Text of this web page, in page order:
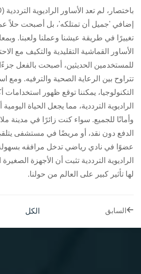
إضافي 'جميل أن تمتلكه'، بل أصبحت حلاً
تغييرًا في طريقة عيشنا وعملنا ولعبنا.
الأساور القماشية التقليدية والتكيف مع
للمستخدمين الحديثين، أصبحت بالفعل
تتراوح بين الرعاية الصحية والترفيه. ومع
التكنولوجيا، يمكننا توقع ظهور استخدامات
الراديوية الترددية، مما يجعل الحياة
وأمانًا للجميع. سواء كنت زائرًا في مدينة
الدفع دون نقد، أو مريضًا في مستشفى يتلقى
عضوًا في نادي رياضي تدخل مرافقه
الراديوية الترددية تثبت أن الأجهزة
لها تأثير كبير على العالم من حولنا.
السابق الكل